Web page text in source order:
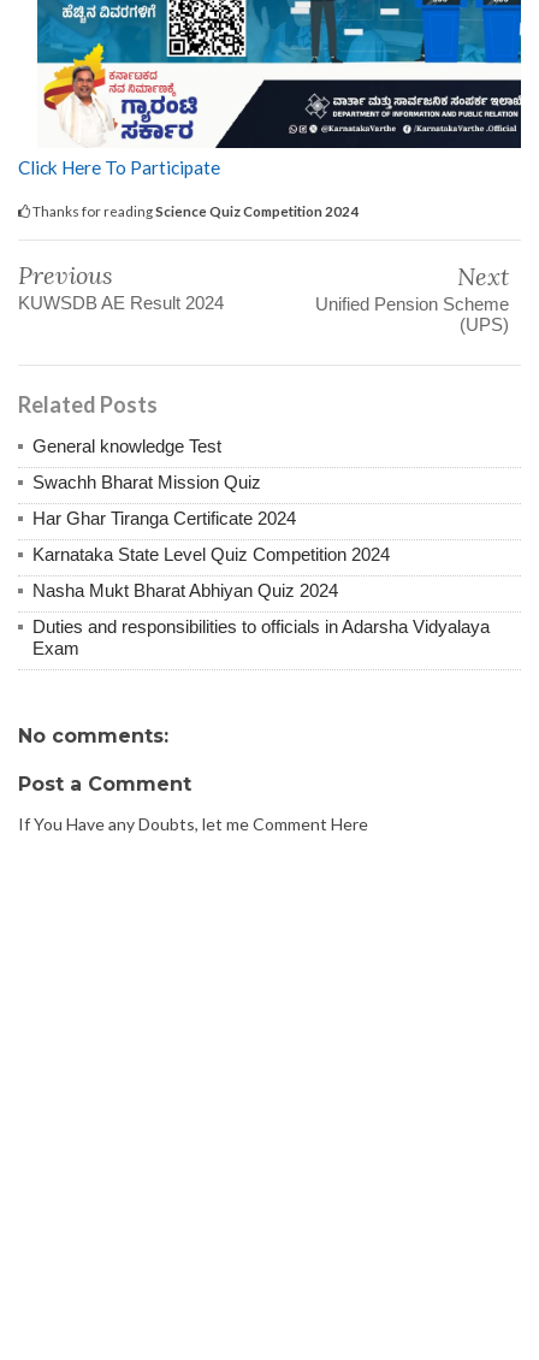
Click Here To Participate
Thanks for readingScience Quiz Competition 2024
Previous
KUWSDB AE Result 2024
Next
Unified Pension Scheme
(UPS)
Related Posts
General knowledge Test
Swachh Bharat Mission Quiz
Har Ghar Tiranga Certificate 2024
Karnataka State Level Quiz Competition 2024
Nasha Mukt Bharat Abhiyan Quiz 2024
Duties and responsibilities to officials in Adarsha Vidyalaya
Exam
No comments:
Post a Comment
If You Have any Doubts, let me Comment Here